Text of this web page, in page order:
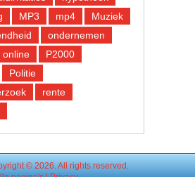
MP3 mp4
Muziek
ondernemen
online
P2000
Politie
rente
© 2026. All rights reserved.